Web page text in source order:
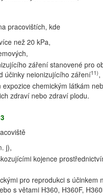
pracovištích, kde
než 20 kPa,
záření stanovené pro
účinky neionizujícího záření11),
chemickým látkám
zdraví nebo zdraví plodu.
j),
kojence
pro reprodukci s účinkem
s větami H360, H360F,